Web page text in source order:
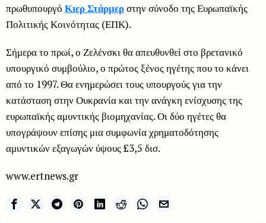
πρωθυπουργό Κιερ Στάρμερστην σύνοδο της Ευρωπαϊκής
Πολιτικής Κοινότητας (ΕΠΚ).
Σήμερα το πρωί, ο Ζελένσκι θα απευθυνθεί στο βρετανικό
υπουργικό συμβούλιο, ο πρώτος ξένος ηγέτης που το κάνει
από το 1997. Θα ενημερώσει τους υπουργούς για την
κατάσταση στην Ουκρανία και την ανάγκη ενίσχυσης της
ευρωπαϊκής αμυντικής βιομηχανίας. Οι δύο ηγέτες θα
υπογράψουν επίσης μια συμφωνία χρηματοδότησης
αμυντικών εξαγωγών ύψους £3,5 δισ.
www.ertnews.gr